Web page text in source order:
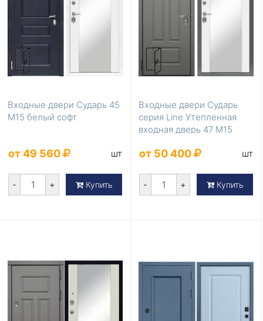
Входные двери Сударь 45
М15 белый софт
от 49 560 шт
- + Купить
Входные двери Сударь
серия Line Утепленная
входная дверь 47 М15
от 50 400 шт
- + Купить